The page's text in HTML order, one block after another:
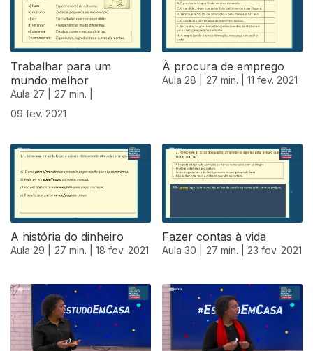
Trabalhar para um
mundo melhor
Aula 27 |
27 min. |
09 fev. 2021
À procura de emprego
Aula 28 | 27 min. | 11 fev. 2021
A história do dinheiro
Aula 29 | 27 min. | 18 fev. 2021
Fazer contas à vida
Aula 30 | 27 min. | 23 fev. 2021